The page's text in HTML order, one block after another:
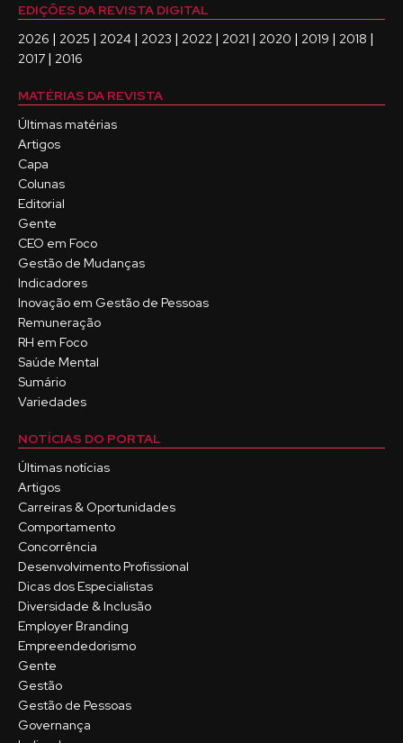
EDIÇÕES DA REVISTA DIGITAL
2026 | 2025 | 2024 | 2023 | 2022 | 2021 | 2020 | 2019 | 2018 |
2017 | 2016
MATÉRIAS DA REVISTA
Últimas matérias
Artigos
Capa
Colunas
Editorial
Gente
CEO em Foco
Gestão de Mudanças
Indicadores
Inovação em Gestão de Pessoas
Remuneração
RH em Foco
Saúde Mental
Sumário
Variedades
NOTÍCIAS DO PORTAL
Últimas notícias
Artigos
Carreiras & Oportunidades
Comportamento
Concorrência
Desenvolvimento Profissional
Dicas dos Especialistas
Diversidade & Inclusão
Employer Branding
Empreendedorismo
Gente
Gestão
Gestão de Pessoas
Governança